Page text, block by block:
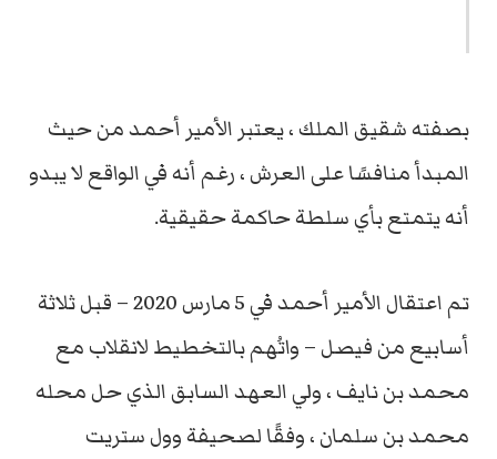
بصفته شقيق الملك ، يعتبر الأمير أحمد من حيث
المبدأ منافسًا على العرش ، رغم أنه في الواقع لا يبدو
أنه يتمتع بأي سلطة حاكمة حقيقية.
تم اعتقال الأمير أحمد في 5 مارس 2020 – قبل ثلاثة
أسابيع من فيصل – واتُهم بالتخطيط لانقلاب مع
محمد بن نايف ، ولي العهد السابق الذي حل محله
محمد بن سلمان ، وفقًا لصحيفة وول ستريت